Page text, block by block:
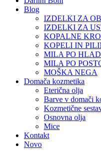
Blog
IZDELKI ZA
IZDELKI ZA
KOPALNE
KOPELI IN
MILA PO
MILA PO
MOŠKA NEGA
Domača kozmetika
Eterična olja
Barve v domači
Kozmetične
Osnovna olja
Mice
Kontakt
Novo